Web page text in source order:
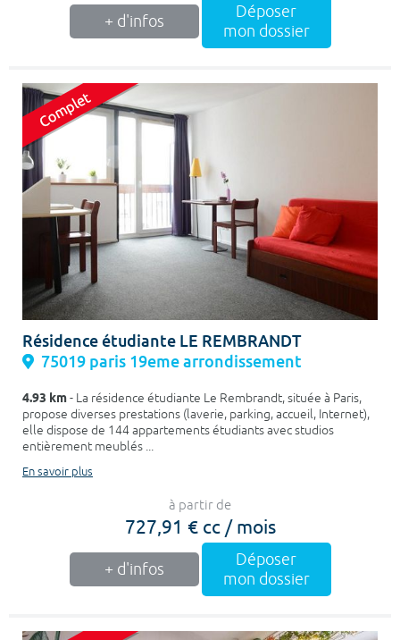
+ d'infos
Déposer
mon dossier
Résidence étudiante LE REMBRANDT
75019 paris 19eme arrondissement
4.93 km- La résidence étudiante Le Rembrandt, située à Paris,
propose diverses prestations (laverie, parking, accueil, Internet),
elle dispose de 144 appartements étudiants avec studios
entièrement meublés ...
En savoir plus
à partir de
727,91 € cc / mois
+ d'infos
Déposer
mon dossier